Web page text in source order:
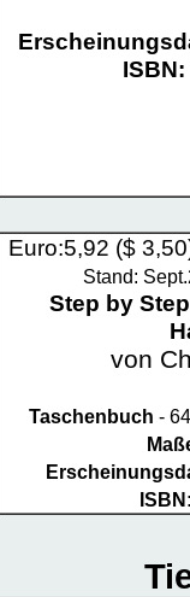
ISBN:
Euro:5,92 ($
Stand:
Step by
von
Taschenbuch -